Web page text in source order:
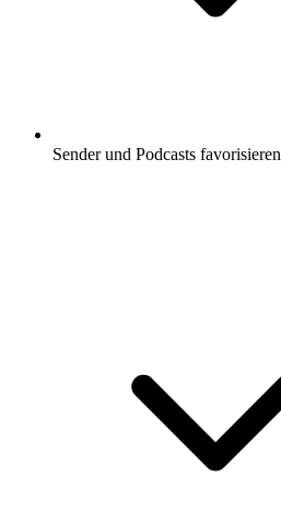
Sender und Podcasts favorisieren